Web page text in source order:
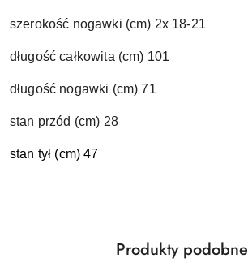
szerokość nogawki (cm) 2x 18-21
długość całkowita (cm) 101
długość nogawki (cm) 71
stan przód (cm) 28
stan tył (cm) 47
Pomiń karuzelę produktów
Produkty
Produkty podobne